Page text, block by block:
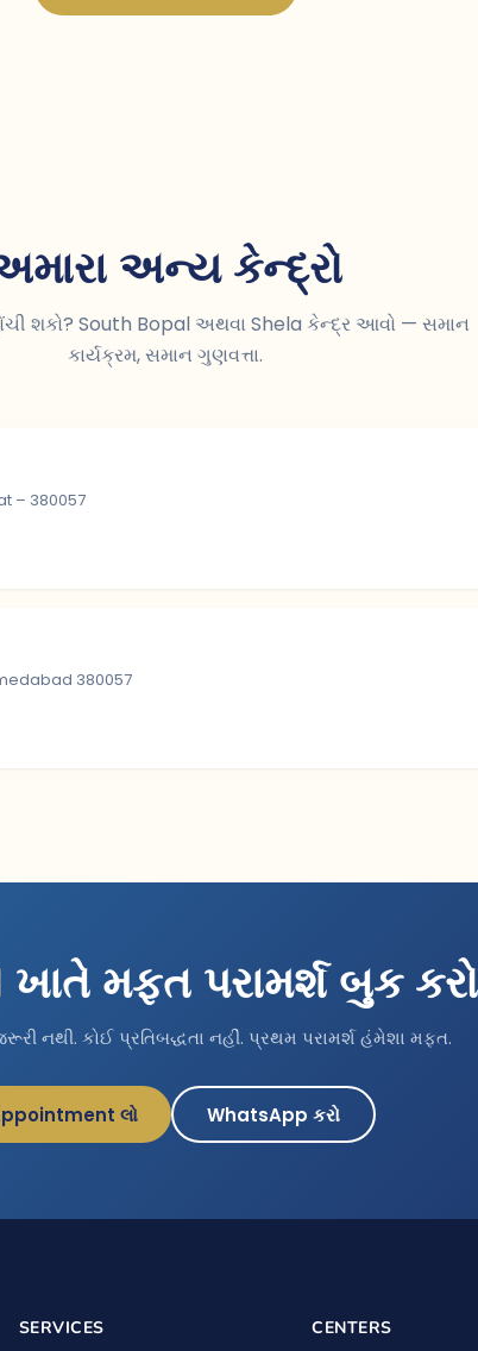
અન્ય કેન્દ્રો
શકો? South Bopal અથવા Shela કેન્દ્ર આવો — સમાન
કાર્યક્રમ, સમાન ગુણવત્તા.
– 380057
380057
ખાતે મફત પરામર્શ બુક કરો
નથી. કોઈ પ્રતિબદ્ધતા નહીં. પ્રથમ પરામર્શ હંમેશા મફત.
લો WhatsApp કરો
SERVICES CENTERS